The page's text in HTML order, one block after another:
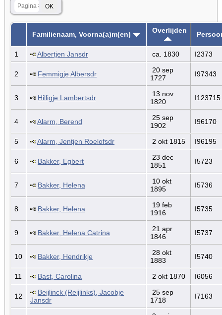
Familienaam, Voorna(a)m(en) Overlijden
1 Albertjen Jansdr ca. 1830 I2373
2 Femmigje Albersdr
20 sep
1727
I97343
3 Hilligje Lambertsdr
13 nov
1820
I123715
4 Alarm, Berend
25 sep
1902
I96170
5 Alarm, Jentjen Roelofsdr 2 okt 1815 I96195
6 Bakker, Egbert
23 dec
1851
I5723
7 Bakker, Helena
10 okt
1895
I5736
8 Bakker, Helena
19 feb
1916
I5735
9 Bakker, Helena Catrina
21 apr
1846
I5737
10 Bakker, Hendrikje
28 okt
1883
I5740
11 Bast, Carolina 2 okt 1870 I6056
12
Beijlinck (Reijlinks), Jacobje
Jansdr
25 sep
1718
I7163